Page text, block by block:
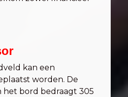
kan een
worden. De
het bord bedraagt 305